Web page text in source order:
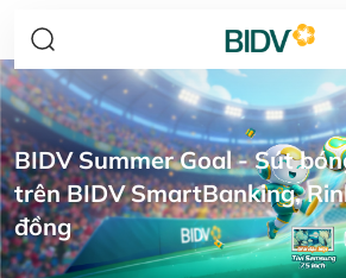
BIDV Summer Goal - Sút
trên BIDV SmartBanking,
đồng